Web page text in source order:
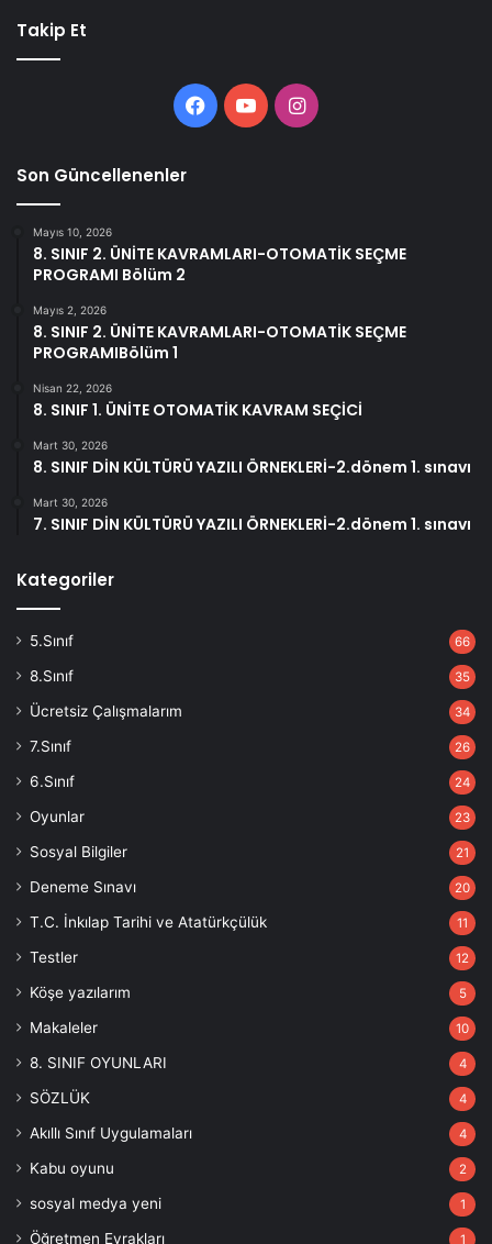
Takip Et
Facebook
YouTubeInstagram
Son Güncellenenler
Mayıs 10, 2026
8. SINIF 2. ÜNİTE KAVRAMLARI-OTOMATİK SEÇME
PROGRAMI Bölüm 2
Mayıs 2, 2026
8. SINIF 2. ÜNİTE KAVRAMLARI-OTOMATİK SEÇME
PROGRAMIBölüm 1
Nisan 22, 2026
8. SINIF 1. ÜNİTE OTOMATİK KAVRAM SEÇİCİ
Mart 30, 2026
8. SINIF DİN KÜLTÜRÜ YAZILI ÖRNEKLERİ-2.dönem 1. sınavı
Mart 30, 2026
7. SINIF DİN KÜLTÜRÜ YAZILI ÖRNEKLERİ-2.dönem 1. sınavı
Kategoriler
5.Sınıf 66
8.Sınıf 35
Ücretsiz Çalışmalarım 34
7.Sınıf 26
6.Sınıf 24
Oyunlar 23
Sosyal Bilgiler 21
Deneme Sınavı 20
T.C. İnkılap Tarihi ve Atatürkçülük 11
Testler 12
Köşe yazılarım 5
Makaleler 10
8. SINIF OYUNLARI 4
SÖZLÜK 4
Akıllı Sınıf Uygulamaları 4
Kabu oyunu 2
sosyal medya yeni 1
Öğretmen Evrakları 1